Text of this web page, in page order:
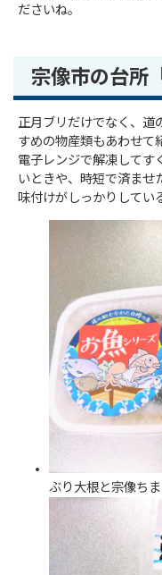
ださいね。
宗像市の台所
正月ブリだけでなく、道
すめの物産類もあわせて
電子レンジで解凍してす
いときや、時短で済ませ
味付けがしっかりしてい
ぶり大根と宗像ち